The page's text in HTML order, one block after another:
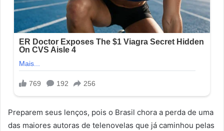
Preparem seus lenços, pois o Brasil chora a perda de uma
das maiores autoras de telenovelas que já caminhou pelas